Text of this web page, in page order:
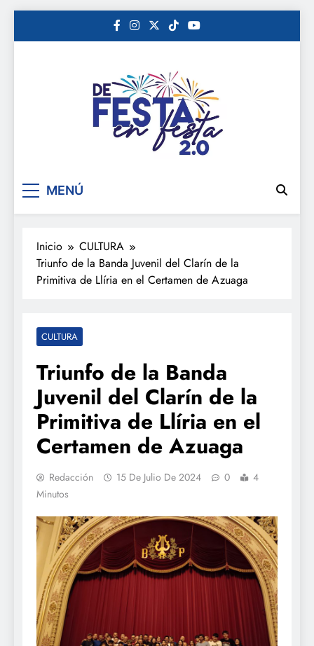
De festa en festa 2.0
MENÚ
Inicio
CULTURA
Triunfo de la Banda Juvenil del Clarín de la
Primitiva de Llíria en el Certamen de Azuaga
CULTURA
Triunfo de la Banda
Juvenil del Clarín de la
Primitiva de Llíria en el
Certamen de Azuaga
Redacción 15 De Julio De 2024 0
4
Minutos